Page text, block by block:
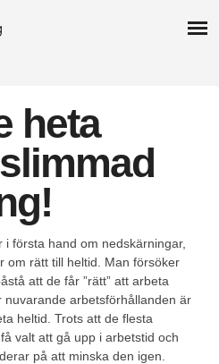
heta
i första hand om nedskärningar,
om rätt till heltid. Man försöker
att de får ”rätt” att arbeta
arbetsförhållanden är
heltid. Trots att de flesta
valt att gå upp i arbetstid och
på att minska den igen.